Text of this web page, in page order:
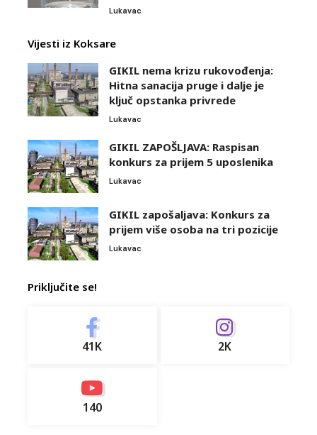
Lukavac
Vijesti iz Koksare
GIKIL nema krizu rukovođenja:
Hitna sanacija pruge i dalje je
ključ opstanka privrede
Lukavac
GIKIL ZAPOŠLJAVA: Raspisan
konkurs za prijem 5 uposlenika
Lukavac
GIKIL zapošaljava: Konkurs za
prijem više osoba na tri pozicije
Lukavac
Priključite se!
41K 2K
140